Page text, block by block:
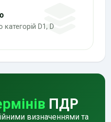
D1, D
ПДР
визначеннями та